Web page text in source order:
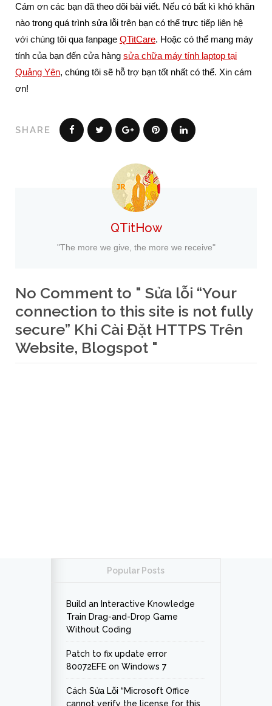
Cám ơn các bạn đã theo dõi bài viết. Nếu có bất kì khó khăn
nào trong quá trình sửa lỗi trên bạn có thể trực tiếp liên hệ
với chúng tôi qua fanpage QTitCare. Hoặc có thể mang máy
tính của bạn đến cửa hàng sửa chữa máy tính laptop tại
Quảng Yên, chúng tôi sẽ hỗ trợ bạn tốt nhất có thể. Xin cám
ơn!
SHARE
QTitHow
"The more we give, the more we receive"
No Comment to " Sửa lỗi “Your
connection to this site is not fully
secure” Khi Cài Đặt HTTPS Trên
Website, Blogspot "
Popular Posts
Build an Interactive Knowledge
Train Drag-and-Drop Game
Without Coding
Patch to fix update error
80072EFE on Windows 7
Cách Sửa Lỗi “Microsoft Office
cannot verify the license for this